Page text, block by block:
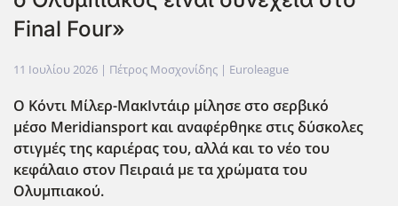
Final Four»
11 Ιουλίου 2026 | Πέτρος Μοσχονίδης | Euroleague
Ο Κόντι Μίλερ-ΜακΙντάιρ μίλησε στο σερβικό
μέσο Meridiansport και αναφέρθηκε στις δύσκολες
στιγμές της καριέρας του, αλλά και το νέο του
κεφάλαιο στον Πειραιά με τα χρώματα του
Ολυμπιακού.